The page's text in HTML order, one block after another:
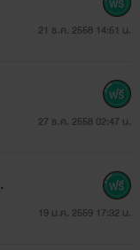
21 ธ.ค. 2558 14:51 น.
27 ธ.ค. 2558 02:47 น.
19 ม.ค. 2559 17:32 น.